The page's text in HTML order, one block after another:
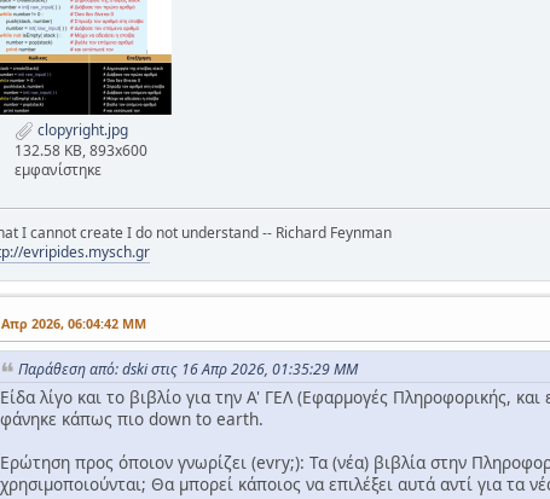
clopyright.jpg
132.58 KB, 893x600
εμφανίστηκε
I cannot create I do not understand -- Richard Feynman
evripides.mysch.gr
Απρ 2026, 06:04:42 ΜΜ
Παράθεση από: dski στις 16 Απρ 2026, 01:35:29 ΜΜ
Είδα λίγο και το βιβλίο για την Α' ΓΕΛ (Εφαρμογές Πληροφορικής,
φάνηκε κάπως πιο down to earth.
Ερώτηση προς όποιον γνωρίζει (evry;): Τα (νέα) βιβλία στην
χρησιμοποιούνται; Θα μπορεί κάποιος να επιλέξει αυτά αντί για τα